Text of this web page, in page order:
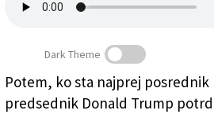
Sporazum predvideva, da bo
Dark Theme
Potem, ko sta najprej posrednik
predsednik Donald Trump